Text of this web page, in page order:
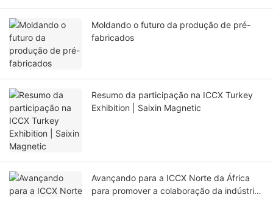
Moldando o futuro da produção de pré-
fabricados
Resumo da participação na ICCX Turkey
Exhibition | Saixin Magnetic
Avançando para a ICCX Norte da África
para promover a colaboração da indústria